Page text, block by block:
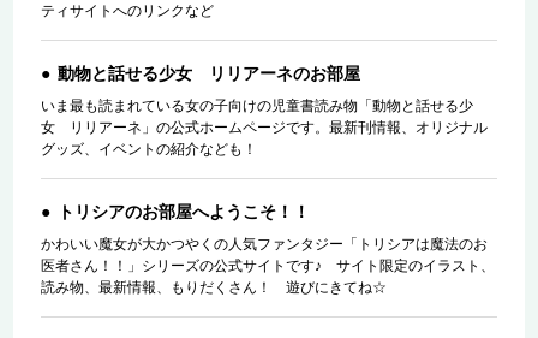
ティサイトへのリンクなど
動物と話せる少女 リリアーネのお部屋
いま最も読まれている女の子向けの児童書読み物「動物と話せる少
女 リリアーネ」の公式ホームページです。最新刊情報、オリジナル
グッズ、イベントの紹介なども！
トリシアのお部屋へようこそ！！
かわいい魔女が大かつやくの人気ファンタジー「トリシアは魔法のお
医者さん！！」シリーズの公式サイトです♪ サイト限定のイラスト、
読み物、最新情報、もりだくさん！ 遊びにきてね☆